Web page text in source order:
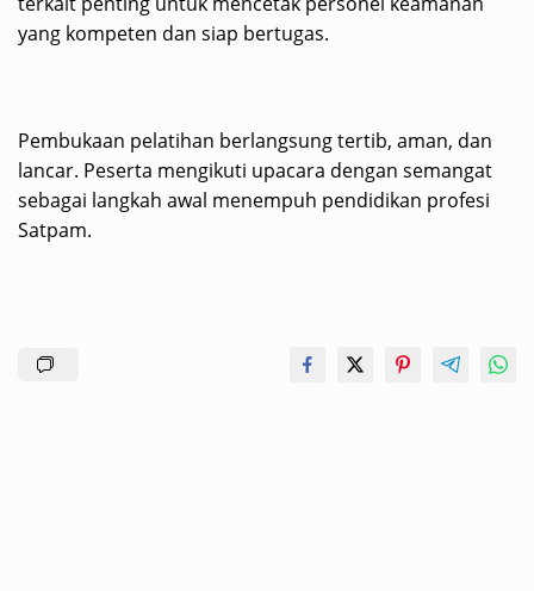
yang kompeten dan siap bertugas.
Pembukaan pelatihan berlangsung tertib, aman, dan
lancar. Peserta mengikuti upacara dengan semangat
sebagai langkah awal menempuh pendidikan profesi
Satpam.